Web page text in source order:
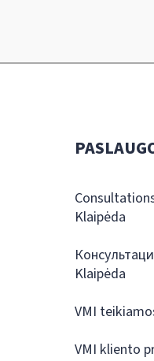
Klaipėda
Klaipėda
VMI
VMI kliento